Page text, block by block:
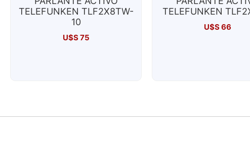
TELEFUNKEN TLF2X8TW-
10
U$S75
TELEFUNKEN
U$S66